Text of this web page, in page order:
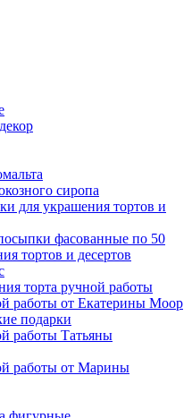
сиропа
для украшения тортов и
фасованные по 50
тортов и десертов
торта ручной работы
работы от Екатерины Моор
подарки
работы Татьяны
работы от Марины